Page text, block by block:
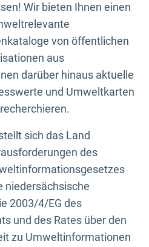
Wir bieten Ihnen einen
von öffentlichen
aus
darüber hinaus aktuelle
und Umweltkarten
sich das Land
des
niedersächsische
2003/4/EG des
und des Rates über den
zu Umweltinformationen